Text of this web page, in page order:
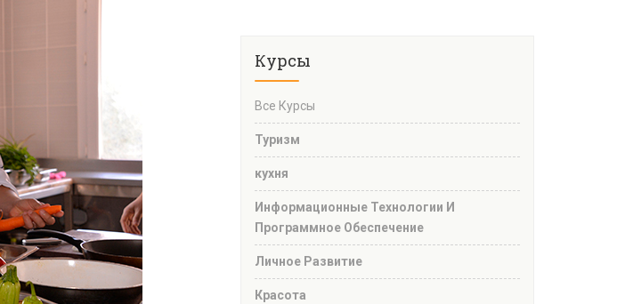
Курсы
Все Курсы
Туризм
кухня
Информационные Технологии И
Программное Обеспечение
Личное Развитие
Красота